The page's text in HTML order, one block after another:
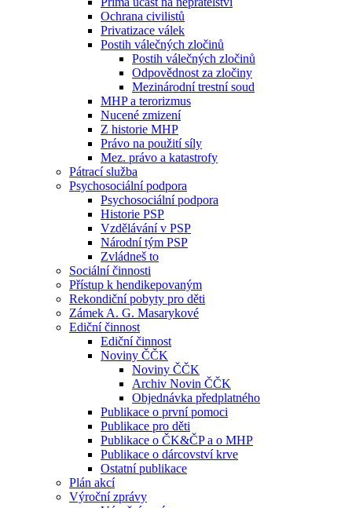
Ochrana civilistů
Privatizace válek
Postih válečných zločinů
Postih válečných zločinů
Odpovědnost za zločiny
Mezinárodní trestní soud
MHP a terorizmus
Nucené zmizení
Z historie MHP
Právo na použití síly
Mez. právo a katastrofy
Pátrací služba
Psychosociální podpora
Psychosociální podpora
Historie PSP
Vzdělávání v PSP
Národní tým PSP
Zvládneš to
Sociální činnosti
Přístup k hendikepovaným
Rekondiční pobyty pro děti
Zámek A. G. Masarykové
Ediční činnost
Ediční činnost
Noviny ČČK
Noviny ČČK
Archiv Novin ČČK
Objednávka předplatného
Publikace o první pomoci
Publikace pro děti
Publikace o ČK&ČP a o MHP
Publikace o dárcovství krve
Ostatní publikace
Plán akcí
Výroční zprávy